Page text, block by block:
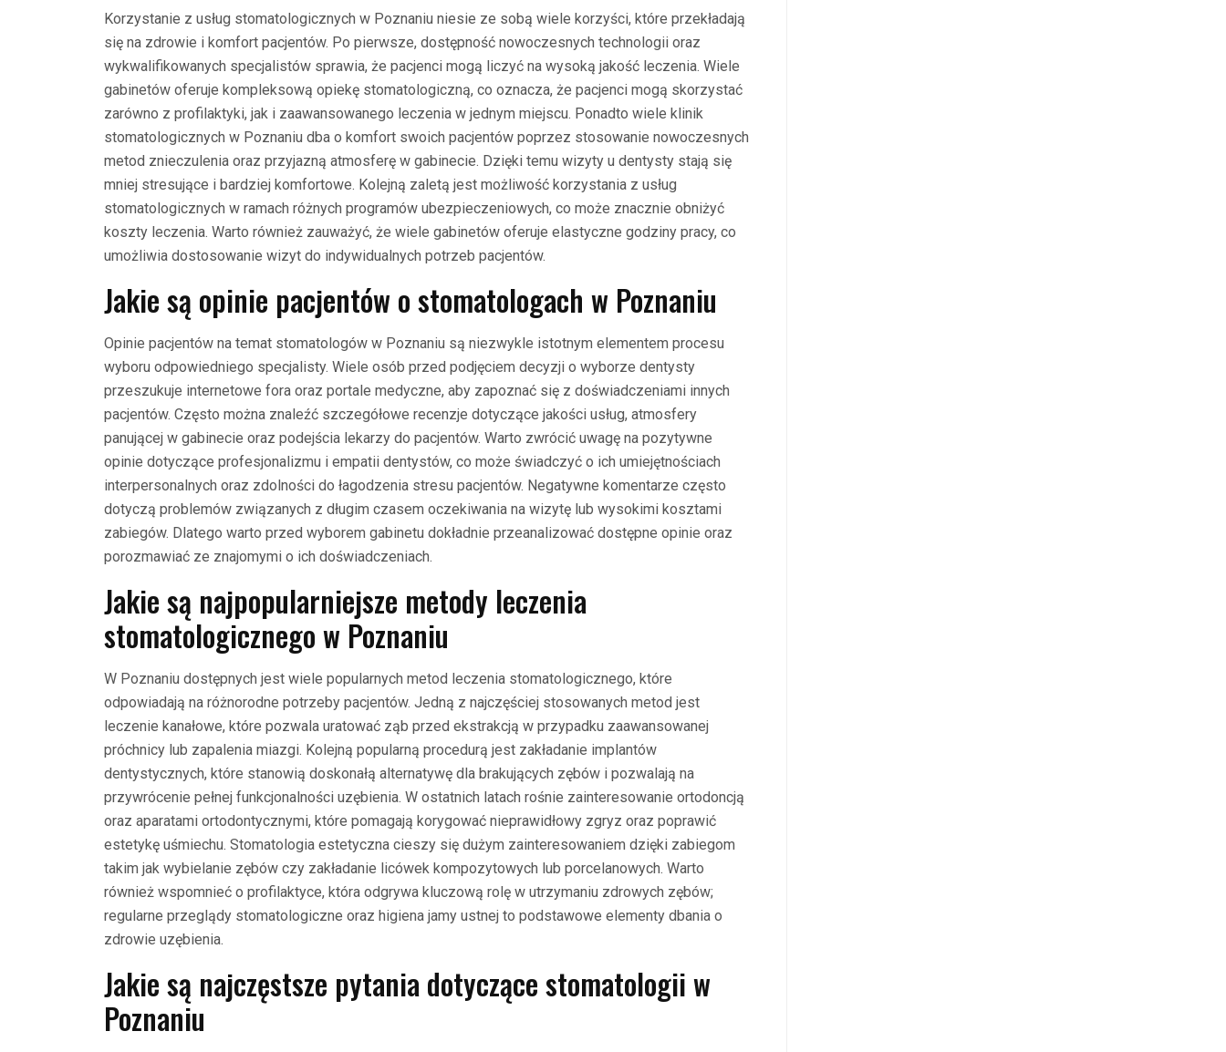
Korzystanie z usług stomatologicznych w Poznaniu niesie ze sobą wiele korzyści, które przekładają
się na zdrowie i komfort pacjentów. Po pierwsze, dostępność nowoczesnych technologii oraz
wykwalifikowanych specjalistów sprawia, że pacjenci mogą liczyć na wysoką jakość leczenia. Wiele
gabinetów oferuje kompleksową opiekę stomatologiczną, co oznacza, że pacjenci mogą skorzystać
zarówno z profilaktyki, jak i zaawansowanego leczenia w jednym miejscu. Ponadto wiele klinik
stomatologicznych w Poznaniu dba o komfort swoich pacjentów poprzez stosowanie nowoczesnych
metod znieczulenia oraz przyjazną atmosferę w gabinecie. Dzięki temu wizyty u dentysty stają się
mniej stresujące i bardziej komfortowe. Kolejną zaletą jest możliwość korzystania z usług
stomatologicznych w ramach różnych programów ubezpieczeniowych, co może znacznie obniżyć
koszty leczenia. Warto również zauważyć, że wiele gabinetów oferuje elastyczne godziny pracy, co
umożliwia dostosowanie wizyt do indywidualnych potrzeb pacjentów.
Jakie są opinie pacjentów o stomatologach w Poznaniu
Opinie pacjentów na temat stomatologów w Poznaniu są niezwykle istotnym elementem procesu
wyboru odpowiedniego specjalisty. Wiele osób przed podjęciem decyzji o wyborze dentysty
przeszukuje internetowe fora oraz portale medyczne, aby zapoznać się z doświadczeniami innych
pacjentów. Często można znaleźć szczegółowe recenzje dotyczące jakości usług, atmosfery
panującej w gabinecie oraz podejścia lekarzy do pacjentów. Warto zwrócić uwagę na pozytywne
opinie dotyczące profesjonalizmu i empatii dentystów, co może świadczyć o ich umiejętnościach
interpersonalnych oraz zdolności do łagodzenia stresu pacjentów. Negatywne komentarze często
dotyczą problemów związanych z długim czasem oczekiwania na wizytę lub wysokimi kosztami
zabiegów. Dlatego warto przed wyborem gabinetu dokładnie przeanalizować dostępne opinie oraz
porozmawiać ze znajomymi o ich doświadczeniach.
Jakie są najpopularniejsze metody leczenia
stomatologicznego w Poznaniu
W Poznaniu dostępnych jest wiele popularnych metod leczenia stomatologicznego, które
odpowiadają na różnorodne potrzeby pacjentów. Jedną z najczęściej stosowanych metod jest
leczenie kanałowe, które pozwala uratować ząb przed ekstrakcją w przypadku zaawansowanej
próchnicy lub zapalenia miazgi. Kolejną popularną procedurą jest zakładanie implantów
dentystycznych, które stanowią doskonałą alternatywę dla brakujących zębów i pozwalają na
przywrócenie pełnej funkcjonalności uzębienia. W ostatnich latach rośnie zainteresowanie ortodoncją
oraz aparatami ortodontycznymi, które pomagają korygować nieprawidłowy zgryz oraz poprawić
estetykę uśmiechu. Stomatologia estetyczna cieszy się dużym zainteresowaniem dzięki zabiegom
takim jak wybielanie zębów czy zakładanie licówek kompozytowych lub porcelanowych. Warto
również wspomnieć o profilaktyce, która odgrywa kluczową rolę w utrzymaniu zdrowych zębów;
regularne przeglądy stomatologiczne oraz higiena jamy ustnej to podstawowe elementy dbania o
zdrowie uzębienia.
Jakie są najczęstsze pytania dotyczące stomatologii w
Poznaniu